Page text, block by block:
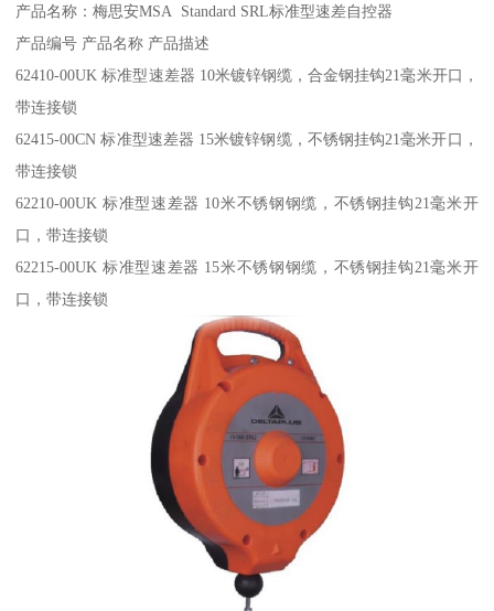
产品名称：梅思安MSA Standard SRL标准型速差自控器
产品编号 产品名称 产品描述
62410-00UK 标准型速差器 10米镀锌钢缆，合金钢挂钩21毫米开口，
带连接锁
62415-00CN 标准型速差器 15米镀锌钢缆，不锈钢挂钩21毫米开口，
带连接锁
62210-00UK 标准型速差器 10米不锈钢钢缆，不锈钢挂钩21毫米开
口，带连接锁
62215-00UK 标准型速差器 15米不锈钢钢缆，不锈钢挂钩21毫米开
口，带连接锁